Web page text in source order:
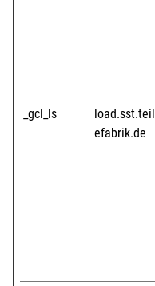
_gcl_ls
load.sst.teil
efabrik.de